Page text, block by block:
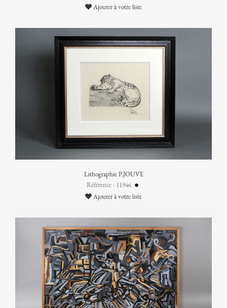
Ajouter à votre liste
Lithographie P.JOUVE
Référence : 11946
Ajouter à votre liste